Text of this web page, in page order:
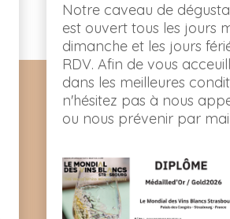
Notre caveau de
est ouvert tous les jours
dimanche et les jours
RDV. Afin de vous
dans les meilleures
n'hésitez pas à nous
ou nous prévenir par